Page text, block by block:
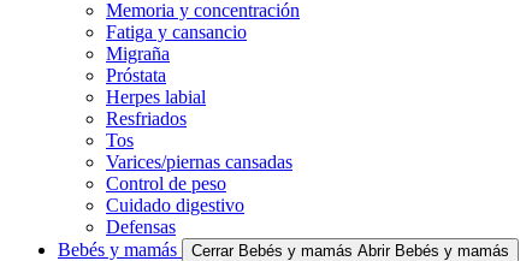
Memoria y concentración
Fatiga y cansancio
Migraña
Próstata
Herpes labial
Resfriados
Tos
Varices/piernas cansadas
Control de peso
Cuidado digestivo
Defensas
Bebés y mamás
Cerrar Bebés y mamás Abrir Bebés y mamás